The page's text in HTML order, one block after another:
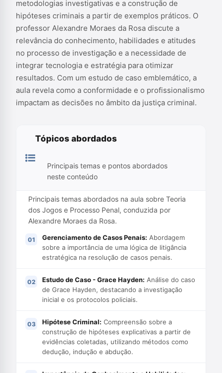
metodologias investigativas e a construção de
hipóteses criminais a partir de exemplos práticos. O
professor Alexandre Moraes da Rosa discute a
relevância do conhecimento, habilidades e atitudes
no processo de investigação e a necessidade de
integrar tecnologia e estratégia para otimizar
resultados. Com um estudo de caso emblemático, a
aula revela como a conformidade e o profissionalismo
impactam as decisões no âmbito da justiça criminal.
Tópicos abordados
Principais temas e pontos abordados
neste conteúdo
Principais temas abordados na aula sobre Teoria
dos Jogos e Processo Penal, conduzida por
Alexandre Moraes da Rosa.
Gerenciamento de Casos Penais: Abordagem
sobre a importância de uma lógica de litigância
estratégica na resolução de casos penais.
Estudo de Caso - Grace Hayden: Análise do caso
de Grace Hayden, destacando a investigação
inicial e os protocolos policiais.
Hipótese Criminal: Compreensão sobre a
construção de hipóteses explicativas a partir de
evidências coletadas, utilizando métodos como
dedução, indução e abdução.